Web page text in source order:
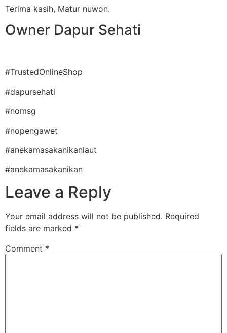
Terima kasih, Matur nuwon.
Owner Dapur Sehati
#TrustedOnlineShop
#dapursehati
#nomsg
#nopengawet
#anekamasakanikanlaut
#anekamasakanikan
Leave a Reply
Your email address will not be published. Required
fields are marked *
Comment *